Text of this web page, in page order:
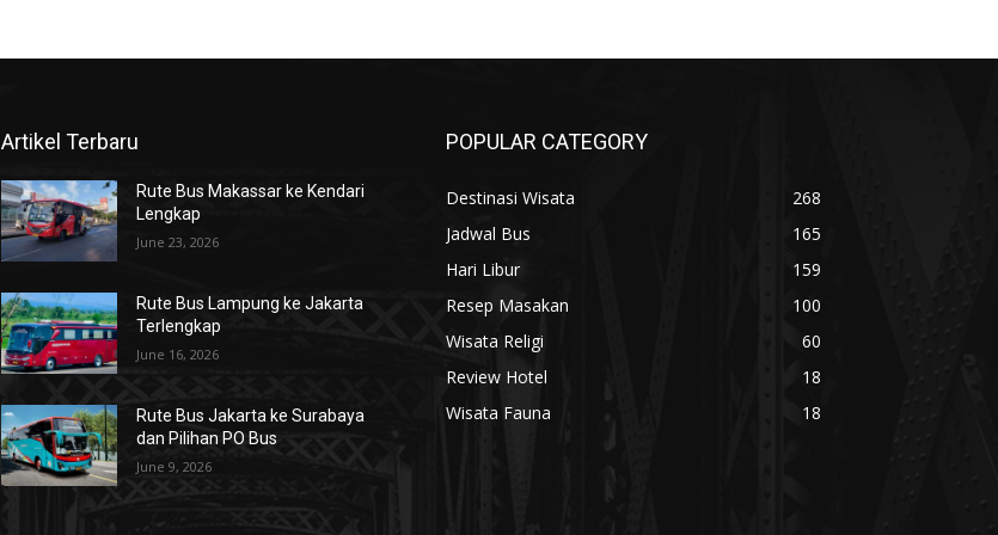
Artikel Terbaru
Rute Bus Makassar ke Kendari
Lengkap
June 23, 2026
Rute Bus Lampung ke Jakarta
Terlengkap
June 16, 2026
Rute Bus Jakarta ke Surabaya
dan Pilihan PO Bus
June 9, 2026
POPULAR CATEGORY
Destinasi Wisata
268
Jadwal Bus
165
Hari Libur
159
Resep Masakan
100
Wisata Religi
60
Review Hotel
18
Wisata Fauna
18